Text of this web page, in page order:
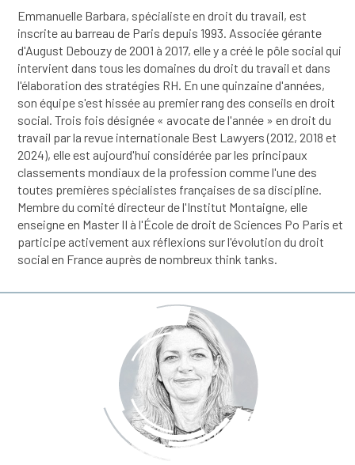
Emmanuelle Barbara, spécialiste en droit du travail, est
inscrite au barreau de Paris depuis 1993. Associée gérante
d'August Debouzy de 2001 à 2017, elle y a créé le pôle social qui
intervient dans tous les domaines du droit du travail et dans
l'élaboration des stratégies RH. En une quinzaine d'années,
son équipe s'est hissée au premier rang des conseils en droit
social. Trois fois désignée « avocate de l'année » en droit du
travail par la revue internationale Best Lawyers (2012, 2018 et
2024), elle est aujourd'hui considérée par les principaux
classements mondiaux de la profession comme l'une des
toutes premières spécialistes françaises de sa discipline.
Membre du comité directeur de l'Institut Montaigne, elle
enseigne en Master II à l'École de droit de Sciences Po Paris et
participe activement aux réflexions sur l'évolution du droit
social en France auprès de nombreux think tanks.